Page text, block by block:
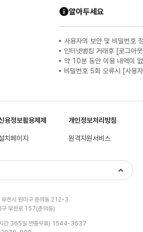
알아두세요
사용자의 보안 및 비밀번호
인터넷뱅킹 거래후 [로그아
약 10분 동안 이용 내역이
비밀번호 5회 오류시 [사용
용정보활용체제 개인정보처리방침
치페이지 원격지원서비스
천시 원미구 춘의동 212-3
구 부천로 157(춘의동)
시간 365일 연중무휴) 1544-3637